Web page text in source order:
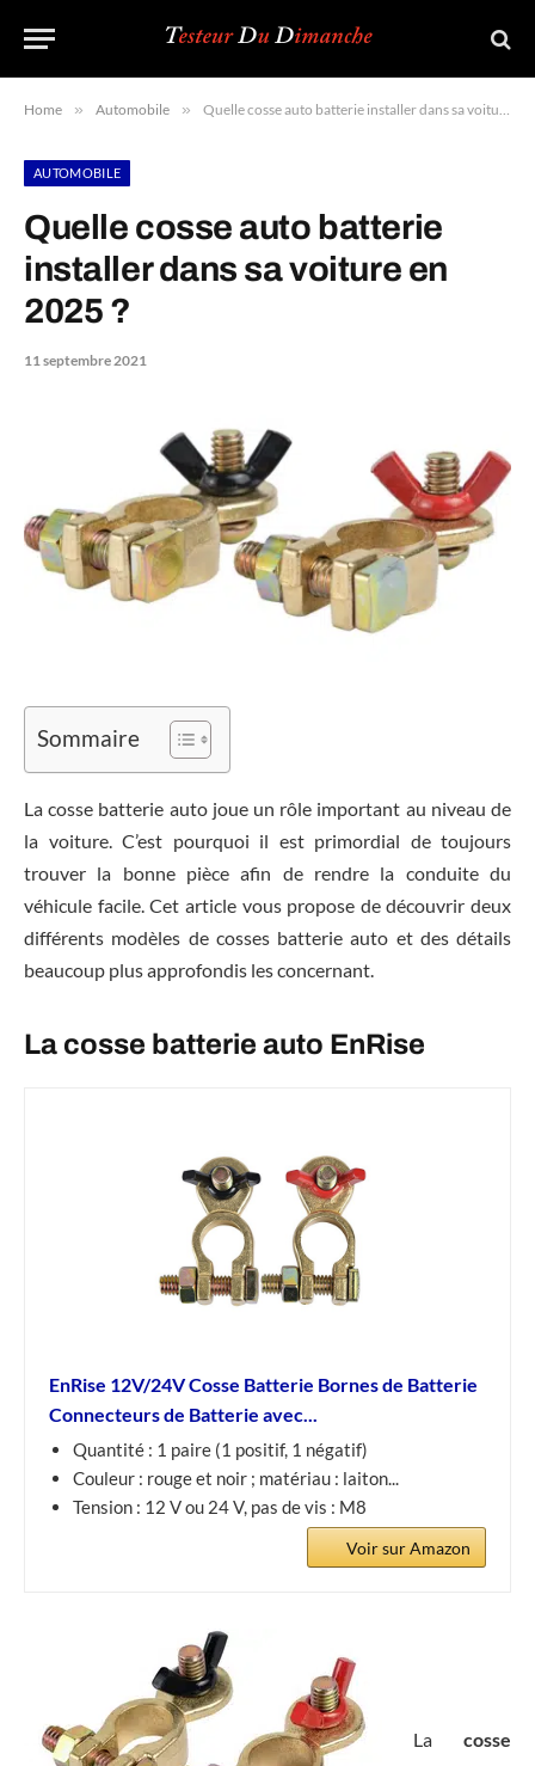
Home » Automobile » Quelle cosse auto batterie installer dans sa voiture en 2025 ?
AUTOMOBILE
Quelle cosse auto batterie
installer dans sa voiture en
2025 ?
11 septembre 2021
Sommaire
La cosse batterie auto joue un rôle important au niveau de
la voiture. C’est pourquoi il est primordial de toujours
trouver la bonne pièce afin de rendre la conduite du
véhicule facile. Cet article vous propose de découvrir deux
différents modèles de cosses batterie auto et des détails
beaucoup plus approfondis les concernant.
La cosse batterie auto EnRise
EnRise 12V/24V Cosse Batterie Bornes de Batterie
Connecteurs de Batterie avec...
Quantité : 1 paire (1 positif, 1 négatif)
Couleur : rouge et noir ; matériau : laiton...
Tension : 12 V ou 24 V, pas de vis : M8
Voir sur Amazon
La cosse